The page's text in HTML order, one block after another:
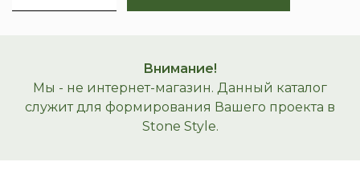
Внимание!
Мы - не интернет-магазин. Данный каталог
служит для формирования Вашего проекта в
Stone Style.